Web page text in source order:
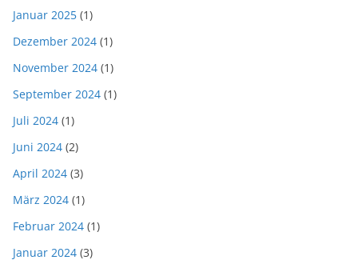
Januar 2025 (1)
Dezember 2024 (1)
November 2024 (1)
September 2024 (1)
Juli 2024 (1)
Juni 2024 (2)
April 2024 (3)
März 2024 (1)
Februar 2024 (1)
Januar 2024 (3)